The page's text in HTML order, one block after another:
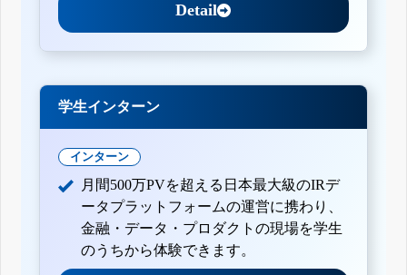
Detail
学生インターン
インターン
月間500万PVを超える日本最大級のIRデ
ータプラットフォームの運営に携わり、
金融・データ・プロダクトの現場を学生
のうちから体験できます。